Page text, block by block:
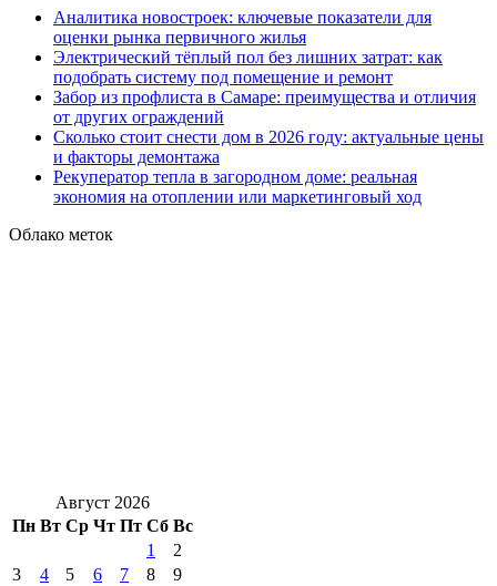
Аналитика новостроек: ключевые показатели для
оценки рынка первичного жилья
Электрический тёплый пол без лишних затрат: как
подобрать систему под помещение и ремонт
Забор из профлиста в Самаре: преимущества и отличия
от других ограждений
Сколько стоит снести дом в 2026 году: актуальные цены
и факторы демонтажа
Рекуператор тепла в загородном доме: реальная
экономия на отоплении или маркетинговый ход
Облако меток
Август 2026
Пн Вт Ср Чт Пт Сб Вс
1
2
3
4 5 6 7 8
9